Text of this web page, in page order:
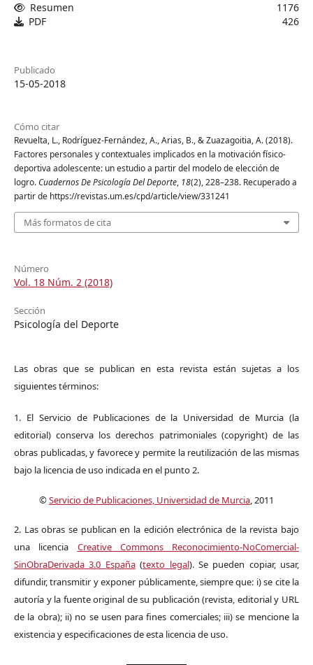
Resumen
1176
PDF
426
Publicado
15-05-2018
Cómo citar
Revuelta, L., Rodríguez-Fernández, A., Arias, B., & Zuazagoitia, A. (2018).
Factores personales y contextuales implicados en la motivación físico-
deportiva adolescente: un estudio a partir del modelo de elección de
logro.Cuadernos De Psicología Del Deporte, 18(2), 228–238. Recuperado a
partir de https://revistas.um.es/cpd/article/view/331241
Más formatos de cita
Número
Vol. 18 Núm. 2 (2018)
Sección
Psicología del Deporte
Las obras que se publican en esta revista están sujetas a los
siguientes términos:
1. El Servicio de Publicaciones de la Universidad de Murcia (la
editorial) conserva los derechos patrimoniales (copyright) de las
obras publicadas, y favorece y permite la reutilización de las mismas
bajo la licencia de uso indicada en el punto 2.
©Servicio de Publicaciones, Universidad de Murcia, 2011
2. Las obras se publican en la edición electrónica de la revista bajo
una licencia Creative Commons Reconocimiento-NoComercial-
SinObraDerivada 3.0 España(texto legal). Se pueden copiar, usar,
difundir, transmitir y exponer públicamente, siempre que: i) se cite la
autoría y la fuente original de su publicación (revista, editorial y URL
de la obra); ii) no se usen para fines comerciales; iii) se mencione la
existencia y especificaciones de esta licencia de uso.